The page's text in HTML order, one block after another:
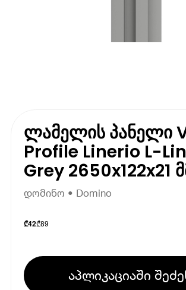
ლამელის პანელი
Profile Linerio L-
Grey 2650x122x21
დომინო • Domino
₾42₾89
აპლიკაციაში